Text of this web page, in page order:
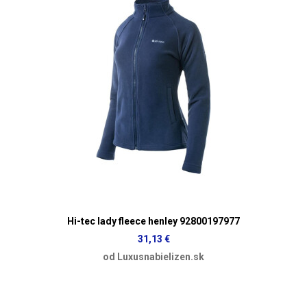
Hi-tec lady fleece henley 92800197977
31,13 €
od Luxusnabielizen.sk